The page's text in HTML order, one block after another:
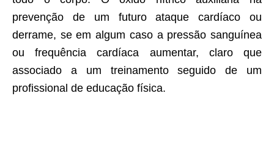
prevenção de um futuro ataque cardíaco ou
derrame, se em algum caso a pressão sanguínea
ou frequência cardíaca aumentar, claro que
associado a um treinamento seguido de um
profissional de educação física.